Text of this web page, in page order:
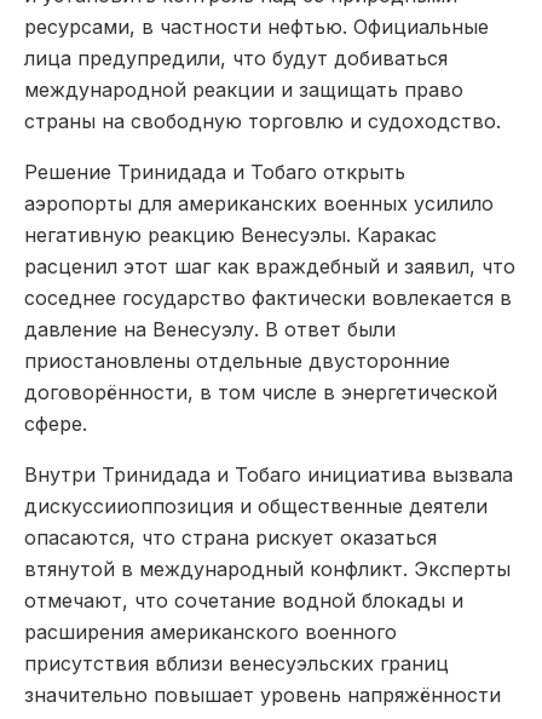
ресурсами, в частности нефтью. Официальные
лица предупредили, что будут добиваться
международной реакции и защищать право
страны на свободную торговлю и судоходство.
Решение Тринидада и Тобаго открыть
аэропорты для американских военных усилило
негативную реакцию Венесуэлы. Каракас
расценил этот шаг как враждебный и заявил, что
соседнее государство фактически вовлекается в
давление на Венесуэлу. В ответ были
приостановлены отдельные двусторонние
договорённости, в том числе в энергетической
сфере.
Внутри Тринидада и Тобаго инициатива вызвала
дискуссииоппозиция и общественные деятели
опасаются, что страна рискует оказаться
втянутой в международный конфликт. Эксперты
отмечают, что сочетание водной блокады и
расширения американского военного
присутствия вблизи венесуэльских границ
значительно повышает уровень напряжённости